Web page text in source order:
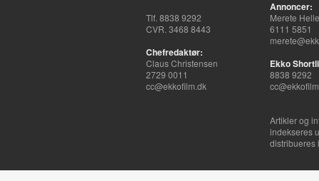
Tlf. 8838 9292
CVR. 3468 8443
Chefredaktør:
Claus Christensen
2729 0011
cc@ekkofilm.dk
Annoncer:
Merete
6111 5851
Ekko
8838 9292
Artikler og
indekseres
distribueres